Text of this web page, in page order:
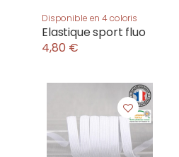
Disponible en 4 coloris
Elastique sport fluo
4,80 €